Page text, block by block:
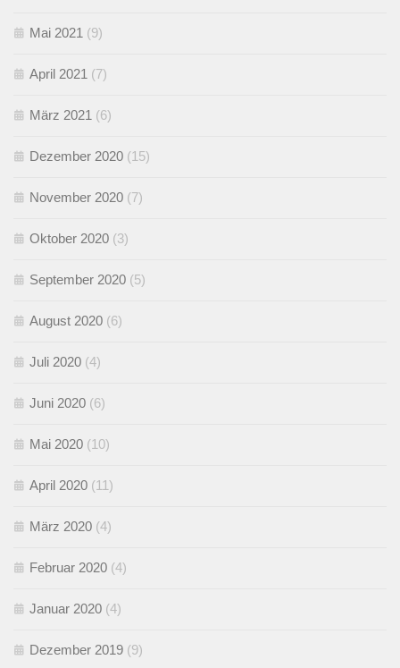
Mai 2021 (9)
April 2021 (7)
März 2021 (6)
Dezember 2020 (15)
November 2020 (7)
Oktober 2020 (3)
September 2020 (5)
August 2020 (6)
Juli 2020 (4)
Juni 2020 (6)
Mai 2020 (10)
April 2020 (11)
März 2020 (4)
Februar 2020 (4)
Januar 2020 (4)
Dezember 2019 (9)